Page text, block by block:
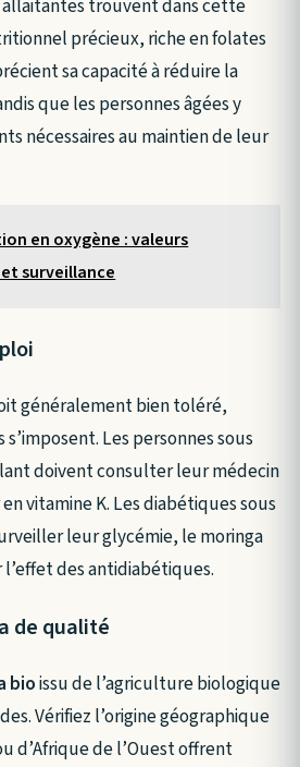
trouvent dans cette
précieux, riche en folates
sa capacité à réduire la
que les personnes âgées y
nécessaires au maintien de leur
en oxygène : valeurs
surveillance
généralement bien toléré,
Les personnes sous
doivent consulter leur médecin
vitamine K. Les diabétiques sous
leur glycémie, le moringa
des antidiabétiques.
de qualité
bioissu de l’agriculture biologique
Vérifiez l’origine géographique
d’Afrique de l’Ouest offrent